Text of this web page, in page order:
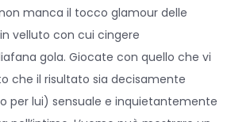
manca il tocco glamour delle
velluto con cui cingere
gola. Giocate con quello che vi
che il risultato sia decisamente
per lui) sensuale e inquietantemente